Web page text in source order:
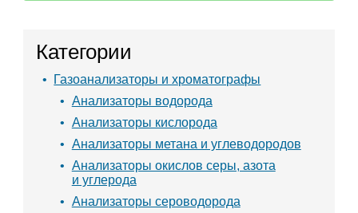
Категории
Газоанализаторы и хроматографы
Анализаторы водорода
Анализаторы кислорода
Анализаторы метана и углеводородов
Анализаторы окислов серы, азота
и углерода
Анализаторы сероводорода